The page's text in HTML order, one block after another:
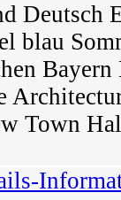
Deutsch
blau
Town